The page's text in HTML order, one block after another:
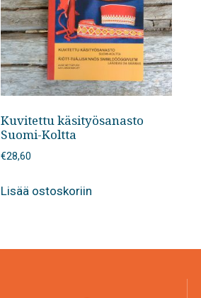
Kuvitettu käsityösanasto
Suomi-Koltta
€28,60
Lisää ostoskoriin